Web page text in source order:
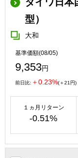
型）
大和
基準価額(08/05)
9,353円
前日比: ＋0.23%(＋21円)
１ヵ月リターン
-0.51%